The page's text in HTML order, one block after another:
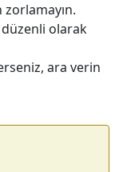
zorlamayın.
olarak
ara verin